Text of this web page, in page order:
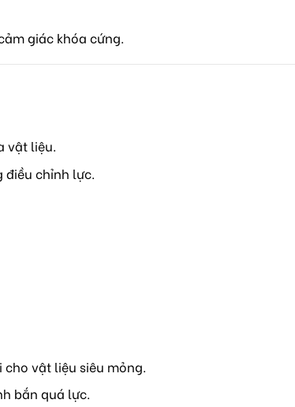
giác khóa cứng.
vật liệu.
điều chỉnh lực.
vật liệu siêu mỏng.
bắn quá lực.